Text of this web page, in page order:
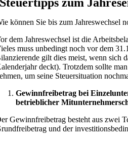
können Sie bis zum Jahreswechsel
dem Jahreswechsel ist die
muss unbedingt noch vor dem
gilt dies meist, wenn sich
deckt). Trotzdem sollte
um seine Steuersituation
Gewinnfreibetrag bei
betrieblicher
Gewinnfreibetrag besteht aus zwei
und der